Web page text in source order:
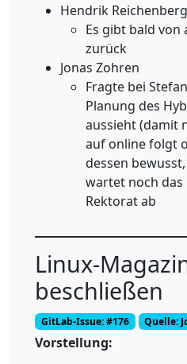
Hendrik Reichenberg
Es gibt bald von
zurück
Jonas Zohren
Fragte bei
Planung des
aussieht (damit
auf online folgt
dessen
wartet noch das
Rektorat ab
Linux-
beschließen
GitLab-Issue: #176 Quelle:
Vorstellung: